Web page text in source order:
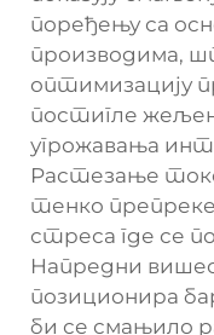
поређењу са
производима,
оптимизацију
постигле
угрожавања
Растезање
тенко
стреса где се
Напредни
позиционира
би се смањило